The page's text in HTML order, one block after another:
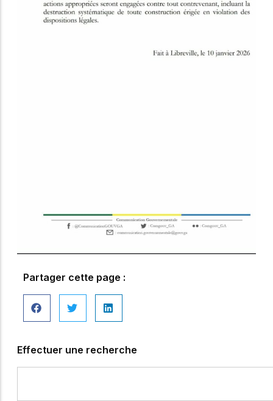
Partager cette page :
Effectuer une recherche